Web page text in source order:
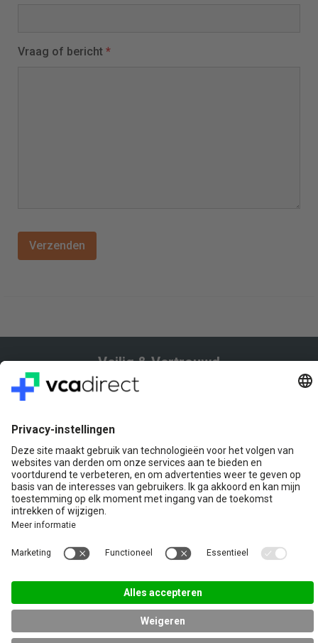
Vraag of bericht *
Veilig & Vertrouwd
+31(0)85 0719 500
of stuur ons een e-mail
Contact
VCA Direct
Louis Braillelaan 80
© 2026 Copyright
Privacy Statement